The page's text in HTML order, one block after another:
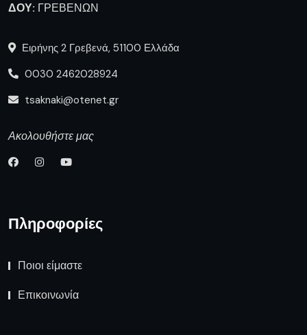
ΔΟΥ: ΓΡΕΒΕΝΩΝ
Ειρήνης 2 Γρεβενά, 51100 Ελλάδα
0030 2462028924
tsaknaki@otenet.gr
Ακολουθήστε μας
Πληροφορίες
Ποιοι είμαστε
Επικοινωνία